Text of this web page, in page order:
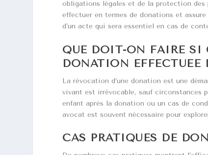
obligations légales et de la protection
effectuer en termes de donations et
d’un acte qui sera essentiel en cas de
QUE DOIT-ON FAIRE SI
DONATION EFFECTUÉE
La révocation d’une donation est une
vivant est irrévocable, sauf circonstances
enfant après la donation ou un cas de
avocat est souvent nécessaire pour
CAS PRATIQUES DE